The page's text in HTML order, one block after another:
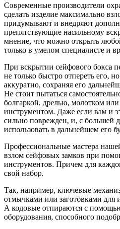
Современные производители
сделать изделие максимально
придумывают и внедряют
препятствующие насильному
мнение, что можно открыть
только в умелом специалисте и
При вскрытии сейфового бокса
не только быстро отпереть его,
аккуратно, сохраняя его
Не стоит пытаться
болгаркой, дрелью, молотком
инструментом. Даже если вам и
сильно поврежден, и, с большей
использовать в дальнейшем его
Профессиональные мастера
взлом сейфовых замков при
инструментов. Причем для
свой набор.
Так, например, ключевые
отмычками или заготовками для
А кодовые отпираются с
оборудования, способного